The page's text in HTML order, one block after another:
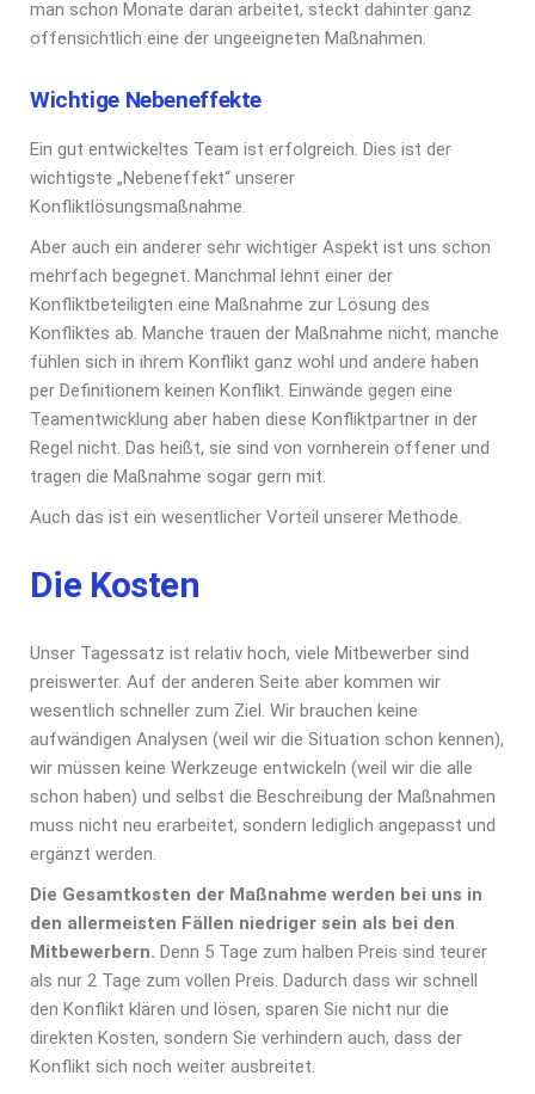
man schon Monate daran arbeitet, steckt dahinter ganz
offensichtlich eine der ungeeigneten Maßnahmen.
Wichtige Nebeneffekte
Ein gut entwickeltes Team ist erfolgreich. Dies ist der
wichtigste „Nebeneffekt“ unserer
Konfliktlösungsmaßnahme.
Aber auch ein anderer sehr wichtiger Aspekt ist uns schon
mehrfach begegnet. Manchmal lehnt einer der
Konfliktbeteiligten eine Maßnahme zur Lösung des
Konfliktes ab. Manche trauen der Maßnahme nicht, manche
fühlen sich in ihrem Konflikt ganz wohl und andere haben
per Definitionem keinen Konflikt. Einwände gegen eine
Teamentwicklung aber haben diese Konfliktpartner in der
Regel nicht. Das heißt, sie sind von vornherein offener und
tragen die Maßnahme sogar gern mit.
Auch das ist ein wesentlicher Vorteil unserer Methode.
Die Kosten
Unser Tagessatz ist relativ hoch, viele Mitbewerber sind
preiswerter. Auf der anderen Seite aber kommen wir
wesentlich schneller zum Ziel. Wir brauchen keine
aufwändigen Analysen (weil wir die Situation schon kennen),
wir müssen keine Werkzeuge entwickeln (weil wir die alle
schon haben) und selbst die Beschreibung der Maßnahmen
muss nicht neu erarbeitet, sondern lediglich angepasst und
ergänzt werden.
Die Gesamtkosten der Maßnahme werden bei uns in
den allermeisten Fällen niedriger sein als bei den
Mitbewerbern. Denn 5 Tage zum halben Preis sind teurer
als nur 2 Tage zum vollen Preis. Dadurch dass wir schnell
den Konflikt klären und lösen, sparen Sie nicht nur die
direkten Kosten, sondern Sie verhindern auch, dass der
Konflikt sich noch weiter ausbreitet.